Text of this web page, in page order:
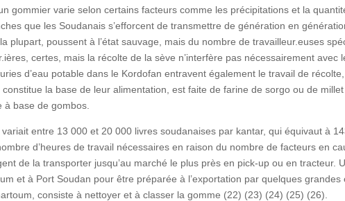
gommier varie selon certains facteurs comme les précipitations et la
que les Soudanais s’efforcent de transmettre de génération en
plupart, poussent à l’état sauvage, mais du nombre de travailleur.euses
certes, mais la récolte de la sève n’interfère pas nécessairement
d’eau potable dans le Kordofan entravent également le travail de
constitue la base de leur alimentation, est faite de farine de sorgo ou de
base de gombos.
entre 13 000 et 20 000 livres soudanaises par kantar, qui équivaut à
d’heures de travail nécessaires en raison du nombre de facteurs en
de la transporter jusqu’au marché le plus près en pick-up ou en tracteur.
et à Port Soudan pour être préparée à l’exportation par quelques
consiste à nettoyer et à classer la gomme (22) (23) (24) (25) (26).